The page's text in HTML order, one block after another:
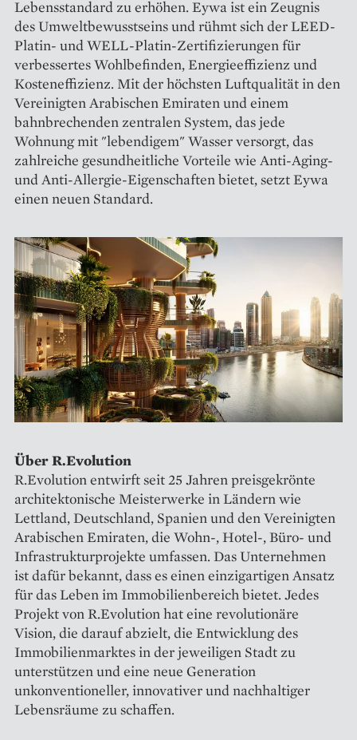
Lebensstandard zu erhöhen. Eywa ist ein Zeugnis
des Umweltbewusstseins und rühmt sich der LEED-
Platin- und WELL-Platin-Zertifizierungen für
verbessertes Wohlbefinden, Energieeffizienz und
Kosteneffizienz. Mit der höchsten Luftqualität in den
Vereinigten Arabischen Emiraten und einem
bahnbrechenden zentralen System, das jede
Wohnung mit "lebendigem" Wasser versorgt, das
zahlreiche gesundheitliche Vorteile wie Anti-Aging-
und Anti-Allergie-Eigenschaften bietet, setzt Eywa
einen neuen Standard.
Über R.Evolution
R.Evolution entwirft seit 25 Jahren preisgekrönte
architektonische Meisterwerke in Ländern wie
Lettland, Deutschland, Spanien und den Vereinigten
Arabischen Emiraten, die Wohn-, Hotel-, Büro- und
Infrastrukturprojekte umfassen. Das Unternehmen
ist dafür bekannt, dass es einen einzigartigen Ansatz
für das Leben im Immobilienbereich bietet. Jedes
Projekt von R.Evolution hat eine revolutionäre
Vision, die darauf abzielt, die Entwicklung des
Immobilienmarktes in der jeweiligen Stadt zu
unterstützen und eine neue Generation
unkonventioneller, innovativer und nachhaltiger
Lebensräume zu schaffen.